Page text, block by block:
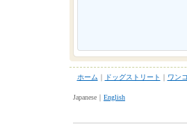
ホーム ｜ ドッグストリート ｜ ワン
Japanese｜ English